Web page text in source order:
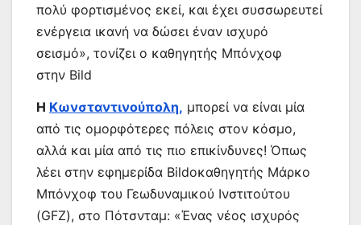
b
o
o
k
A
p
st e
n
er
a
m
α
σ
ίτ
ε
πολύ φορτισμένος εκεί, και έχει συσσωρευτεί
ενέργεια ικανή να δώσει έναν ισχυρό
σεισμό», τονίζει ο καθηγητής Μπόνχοφ
στην Bild
Η Κωνσταντινούπολη, μπορεί να είναι μία
από τις ομορφότερες πόλεις στον κόσμο,
αλλά και μία από τις πιο επικίνδυνες! Όπως
λέει στην εφημερίδα Bildoκαθηγητής Μάρκο
Μπόνχοφ του Γεωδυναμικού Ινστιτούτου
(GFZ), στο Πότσνταμ: «Ένας νέος ισχυρός